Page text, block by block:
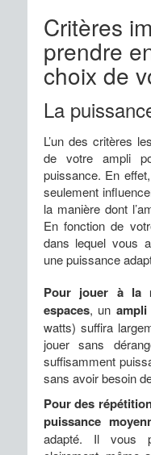
Critères
prendre
choix de
La
L’un des critères
de votre ampli
puissance. En
seulement
la manière dont
En fonction de
dans lequel vous
une puissance
Pour jouer à la
espaces, un
watts) suffira
jouer sans
suffisamment
sans avoir besoin
Pour des
puissance
adapté. Il vous